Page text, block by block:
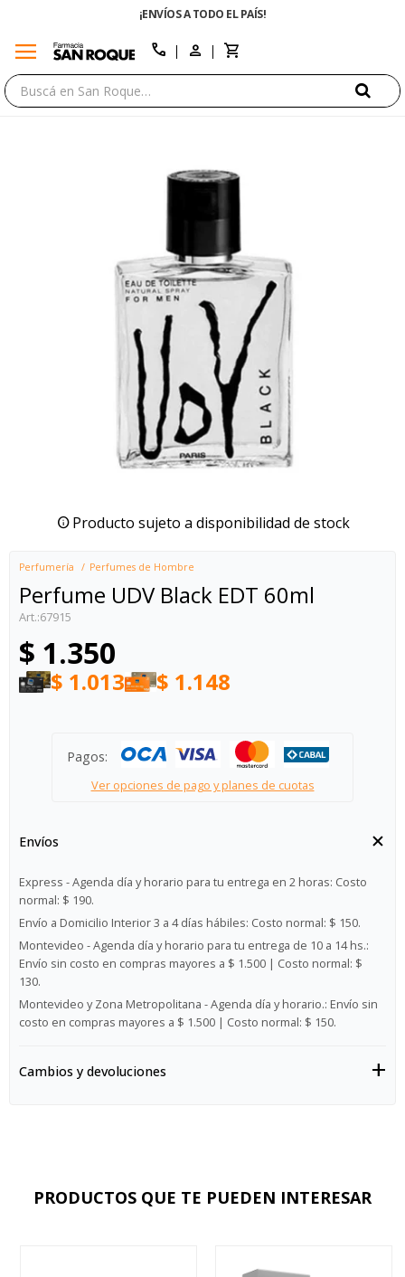
¡ENVÍOS A TODO EL PAÍS!
menu call
Producto sujeto a disponibilidad de stock
Perfumería Perfumes de Hombre
Perfume UDV Black EDT 60ml
67915
$ 1.350
$ 1.013 $ 1.148
Pagos:
Ver opciones de pago y planes de cuotas
Envíos
Express - Agenda día y horario para tu entrega en 2 horas: Costo
normal: $ 190.
Envío a Domicilio Interior 3 a 4 días hábiles: Costo normal: $ 150.
Montevideo - Agenda día y horario para tu entrega de 10 a 14 hs.:
Envío sin costo en compras mayores a $ 1.500 | Costo normal: $
130.
Montevideo y Zona Metropolitana - Agenda día y horario.: Envío sin
costo en compras mayores a $ 1.500 | Costo normal: $ 150.
Cambios y devoluciones
PRODUCTOS QUE TE PUEDEN INTERESAR
close